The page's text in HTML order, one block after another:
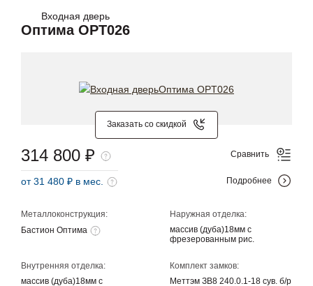
Входная дверь
Оптима OPT026
Заказать со скидкой
Металлоконструкция:
Бастион Оптима
Наружная отделка:
массив (дуба)18мм с
фрезерованным рис.
Внутренняя отделка:
массив (дуба)18мм с
Комплект замков:
Меттэм ЗВ8 240.0.1-18 сув. б/р
314 800 ₽
от 31 480 ₽ в мес.
Сравнить
Подробнее